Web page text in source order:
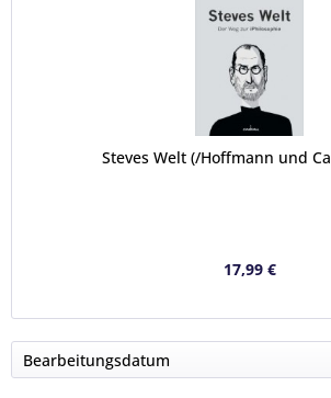
Steves Welt (/Hoffmann und
17,99 €